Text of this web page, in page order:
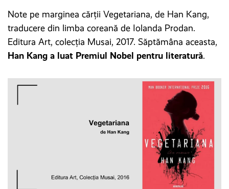
Note pe marginea cărții Vegetariana, de Han Kang,
traducere din limba coreană de Iolanda Prodan.
Editura Art, colecția Musai, 2017. Săptămâna aceasta,
Han Kang a luat Premiul Nobel pentru literatură.